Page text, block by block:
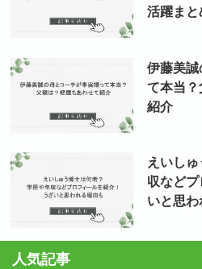
活躍まと
伊藤美誠
て本当？
紹介
えいし
収など
いと思わ
人気記事